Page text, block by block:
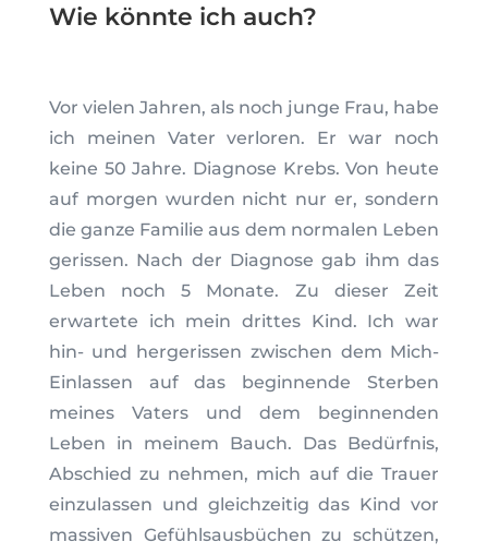
Wie könnte ich auch?
Vor vielen Jahren, als noch junge Frau, habe
ich meinen Vater verloren. Er war noch
keine 50 Jahre. Diagnose Krebs. Von heute
auf morgen wurden nicht nur er, sondern
die ganze Familie aus dem normalen Leben
gerissen. Nach der Diagnose gab ihm das
Leben noch 5 Monate. Zu dieser Zeit
erwartete ich mein drittes Kind. Ich war
hin- und hergerissen zwischen dem Mich-
Einlassen auf das beginnende Sterben
meines Vaters und dem beginnenden
Leben in meinem Bauch. Das Bedürfnis,
Abschied zu nehmen, mich auf die Trauer
einzulassen und gleichzeitig das Kind vor
massiven Gefühlsausbüchen zu schützen,